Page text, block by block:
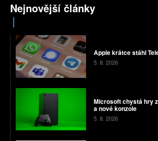
Nejnovější články
Apple krátce stáhl
5. 8. 2026
Microsoft chystá hry
a nové konzole
5. 8. 2026